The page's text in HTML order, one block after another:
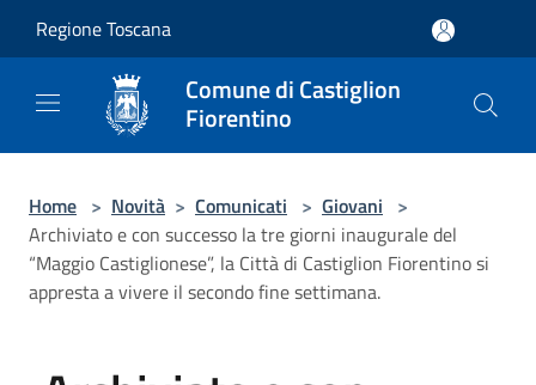
Regione Toscana
Comune di Castiglion
Fiorentino
Home > Novità > Comunicati > Giovani >
Archiviato e con successo la tre giorni inaugurale del
“Maggio Castiglionese”, la Città di Castiglion Fiorentino si
appresta a vivere il secondo fine settimana.